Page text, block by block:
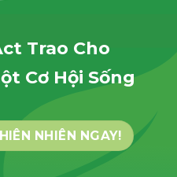
Trao Cho
Cơ Hội Sống
NHIÊN NGAY!